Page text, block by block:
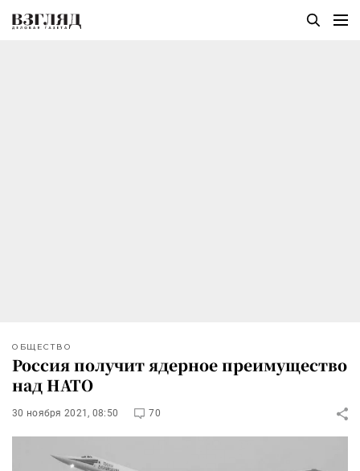
ОБЩЕСТВО
Россия получит ядерное преимущество
над НАТО
30 ноября 2021, 08:50 70